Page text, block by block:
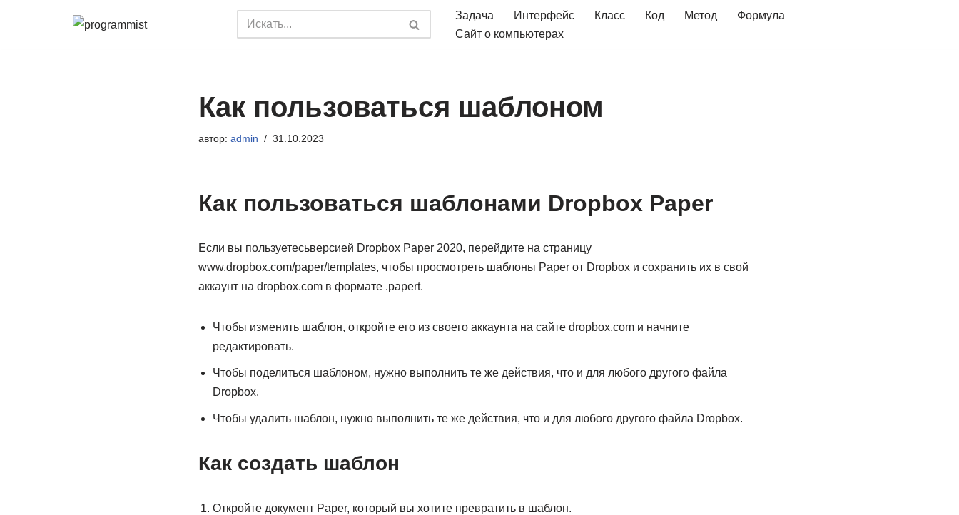
Задача Интерфейс Класс Код Метод
Формула
Сайт о компьютерах
Как пользоваться шаблоном
автор: admin 31.10.2023
Как пользоваться шаблонами Dropbox Paper
Если вы пользуетесьверсией Dropbox Paper 2020, перейдите на страницу
www.dropbox.com/paper/templates, чтобы просмотреть шаблоны Paper от Dropbox и сохранить их в свой
аккаунт на dropbox.com в формате .papert.
Чтобы изменить шаблон, откройте его из своего аккаунта на сайте dropbox.com и начните
редактировать.
Чтобы поделиться шаблоном, нужно выполнить те же действия, что и для любого другого файла
Dropbox.
Чтобы удалить шаблон, нужно выполнить те же действия, что и для любого другого файла Dropbox.
Как создать шаблон
Откройте документ Paper, который вы хотите превратить в шаблон.